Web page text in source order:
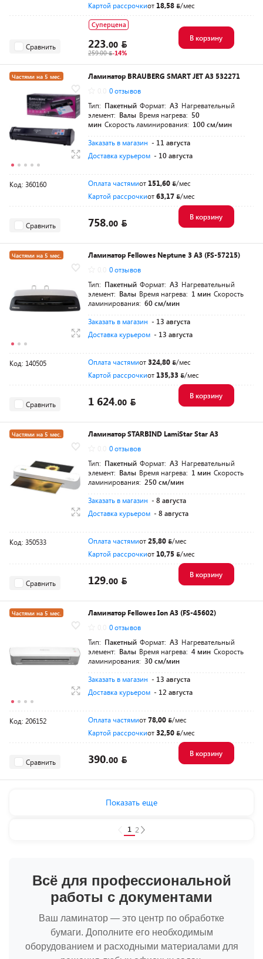
Картой рассрочкиот 18,58 /мес
Сравнить
Суперцена
223.00
259.00 -14%
В корзину
Частями на 5 мес.
Ламинатор BRAUBERG SMART JET А3 532271
0 отзывов
Тип: Пакетный Формат: A3 Нагревательный
элемент: Валы Время нагрева: 50
мин Скорость ламинирования: 100 см/мин
Заказать в магазин - 11 августа
Доставка курьером - 10 августа
Код: 360160 Оплата частямиот 151,60
/мес
Картой рассрочкиот63,17 /мес
Сравнить 758.00
В корзину
Частями на 5 мес.
Ламинатор Fellowes Neptune 3 A3 (FS-57215)
0 отзывов
Тип: Пакетный Формат: A3 Нагревательный
элемент: Валы Время нагрева: 1 мин Скорость
ламинирования: 60 см/мин
Заказать в магазин - 13 августа
Доставка курьером - 13 августа
Код: 140505 Оплата частямиот324,80
/мес
Картой рассрочкиот 135,33 /мес
Сравнить 1 624.00
В корзину
Частями на 5 мес.
Ламинатор STARBIND LamiStar Star A3
0 отзывов
Тип: Пакетный Формат: A3 Нагревательный
элемент: Валы Время нагрева: 1 мин Скорость
ламинирования: 250 см/мин
Заказать в магазин - 8 августа
Доставка курьером - 8 августа
Код: 350533 Оплата частямиот25,80
/мес
Картой рассрочкиот 10,75 /мес
Сравнить 129.00
В корзину
Частями на 5 мес.
Ламинатор Fellowes Ion A3 (FS-45602)
0 отзывов
Тип: Пакетный Формат: A3 Нагревательный
элемент: Валы Время нагрева: 4 мин Скорость
ламинирования: 30 см/мин
Заказать в магазин - 13 августа
Доставка курьером - 12 августа
Код: 206152 Оплата частямиот78,00
/мес
Картой рассрочкиот32,50 /мес
Сравнить 390.00
В корзину
Показать еще
1 2
Всё для профессиональной
работы с документами
Ваш ламинатор — это центр по обработке
бумаги. Дополните его необходимым
оборудованием и расходными материалами для